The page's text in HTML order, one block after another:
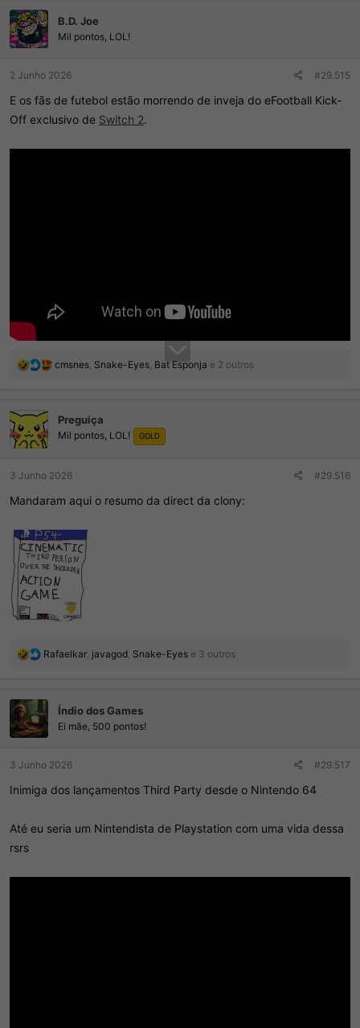
ç
õ
e
s
B.D. Joe
Mil pontos, LOL!
2 Junho 2026 #29.515
E os fãs de futebol estão morrendo de inveja do eFootball Kick-
Off exclusivo de Switch 2.
R
õ
e
cmsnes Snake-Eyes Bat Esponja e 2 outros
Preguiça
Mil pontos, LOL! GOLD
3 Junho 2026 #29.516
Mandaram aqui o resumo da direct da clony:
R
õ
e
s
Rafaelkar javagod Snake-Eyes e 3 outros
Índio dos Games
Ei mãe, 500 pontos!
3 Junho 2026 #29.517
Inimiga dos lançamentos Third Party desde o Nintendo 64
Até eu seria um Nintendista de Playstation com uma vida dessa
rsrs